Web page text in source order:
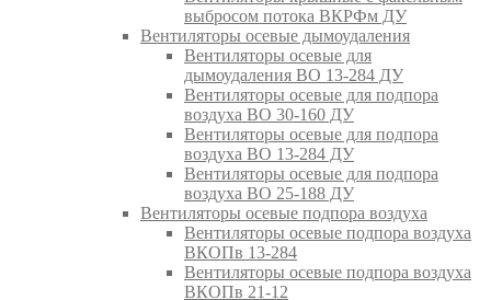
выбросом потока ВКРФм ДУ
Вентиляторы осевые дымоудаления
Вентиляторы осевые для
дымоудаления ВО 13-284 ДУ
Вентиляторы осевые для подпора
воздуха ВО 30-160 ДУ
Вентиляторы осевые для подпора
воздуха ВО 13-284 ДУ
Вентиляторы осевые для подпора
воздуха ВО 25-188 ДУ
Вентиляторы осевые подпора воздуха
Вентиляторы осевые подпора воздуха
ВКОПв 13-284
Вентиляторы осевые подпора воздуха
ВКОПв 21-12